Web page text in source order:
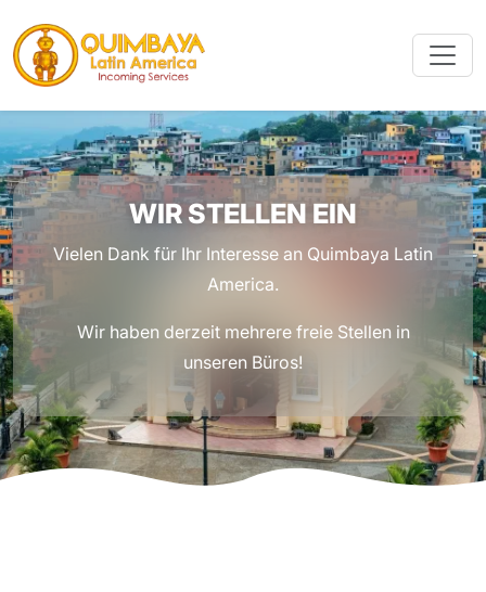
WIR STELLEN EIN
Vielen Dank für Ihr Interesse an Quimbaya Latin
America.
Wir haben derzeit mehrere freie Stellen in
unseren Büros!